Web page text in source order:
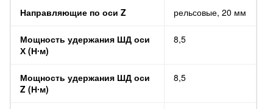
Направляющие по оси Z рельсовые, 20 мм
Мощность удержания ШД оси
Х (Н∙м)
8,5
Мощность удержания ШД оси
Z (Н∙м)
8,5